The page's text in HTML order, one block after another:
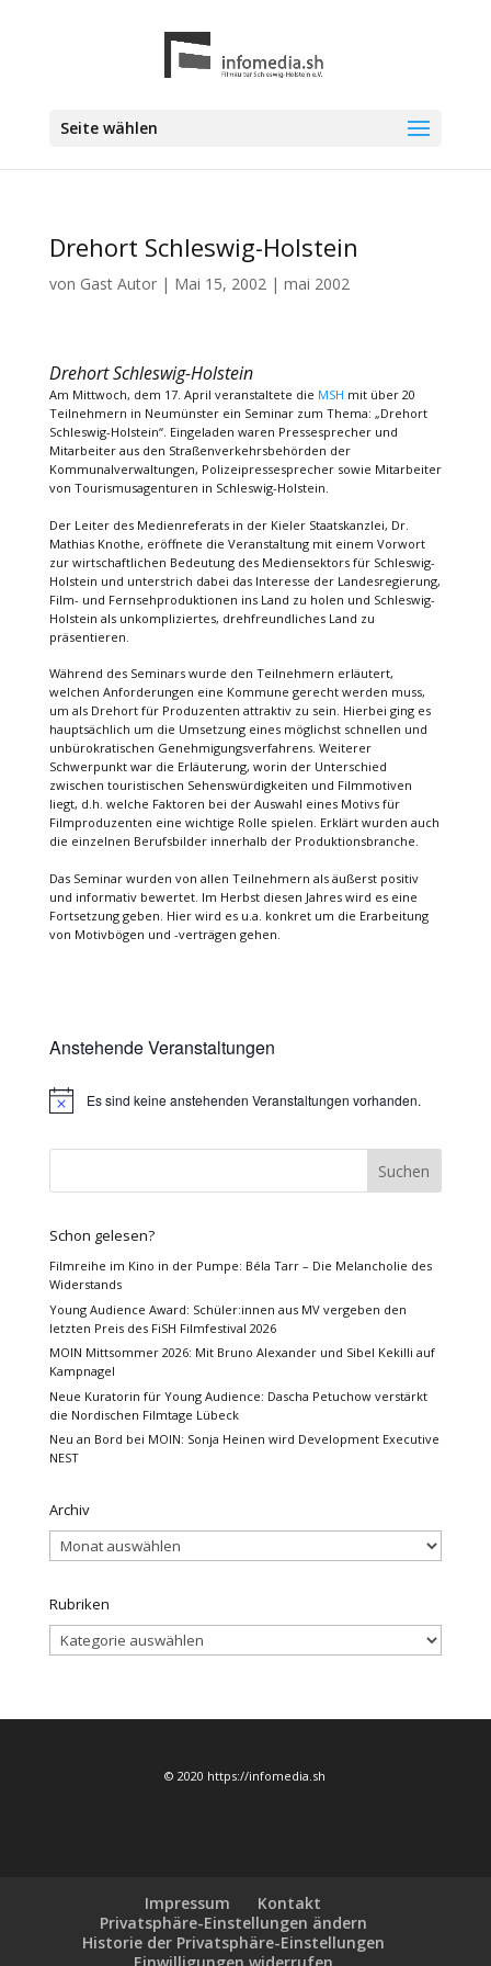
Seite wählen
Drehort Schleswig-Holstein
von Gast Autor| Mai 15, 2002| mai 2002
Drehort Schleswig-Holstein
Am Mittwoch, dem 17. April veranstaltete die MSH mit über 20
Teilnehmern in Neumünster ein Seminar zum Thema: „Drehort
Schleswig-Holstein“. Eingeladen waren Pressesprecher und
Mitarbeiter aus den Straßenverkehrsbehörden der
Kommunalverwaltungen, Polizeipressesprecher sowie Mitarbeiter
von Tourismusagenturen in Schleswig-Holstein.
Der Leiter des Medienreferats in der Kieler Staatskanzlei, Dr.
Mathias Knothe, eröffnete die Veranstaltung mit einem Vorwort
zur wirtschaftlichen Bedeutung des Mediensektors für Schleswig-
Holstein und unterstrich dabei das Interesse der Landesregierung,
Film- und Fernsehproduktionen ins Land zu holen und Schleswig-
Holstein als unkompliziertes, drehfreundliches Land zu
präsentieren.
Während des Seminars wurde den Teilnehmern erläutert,
welchen Anforderungen eine Kommune gerecht werden muss,
um als Drehort für Produzenten attraktiv zu sein. Hierbei ging es
hauptsächlich um die Umsetzung eines möglichst schnellen und
unbürokratischen Genehmigungsverfahrens. Weiterer
Schwerpunkt war die Erläuterung, worin der Unterschied
zwischen touristischen Sehenswürdigkeiten und Filmmotiven
liegt, d.h. welche Faktoren bei der Auswahl eines Motivs für
Filmproduzenten eine wichtige Rolle spielen. Erklärt wurden auch
die einzelnen Berufsbilder innerhalb der Produktionsbranche.
Das Seminar wurden von allen Teilnehmern als äußerst positiv
und informativ bewertet. Im Herbst diesen Jahres wird es eine
Fortsetzung geben. Hier wird es u.a. konkret um die Erarbeitung
von Motivbögen und -verträgen gehen.
Anstehende Veranstaltungen
HinweisEs sind keine anstehenden Veranstaltungen vorhanden.
Schon gelesen?
Filmreihe im Kino in der Pumpe: Béla Tarr – Die Melancholie des
Widerstands
Young Audience Award: Schüler:innen aus MV vergeben den
letzten Preis des FiSH Filmfestival 2026
MOIN Mittsommer 2026: Mit Bruno Alexander und Sibel Kekilli auf
Kampnagel
Neue Kuratorin für Young Audience: Dascha Petuchow verstärkt
die Nordischen Filmtage Lübeck
Neu an Bord bei MOIN: Sonja Heinen wird Development Executive
NEST
Archiv
Archiv
Rubriken
Rubriken
© 2020 https://infomedia.sh
Impressum
Kontakt
Privatsphäre-Einstellungen ändern
Historie der Privatsphäre-Einstellungen